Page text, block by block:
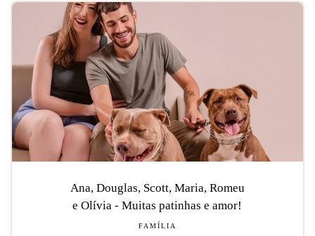
Ana, Douglas, Scott, Maria, Romeu
e Olívia - Muitas patinhas e amor!
FAMÍLIA